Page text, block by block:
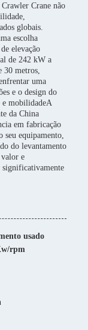
Crane não
globais.
escolha
elevação
de 242 kW a
30 metros,
uma
e o design do
e mobilidadeA
da China
em fabricação
seu equipamento,
do levantamento
valor e
significativamente
usado
rpm